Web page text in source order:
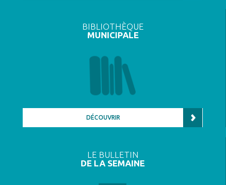
BIBLIOTHÈQUE
MUNICIPALE
DÉCOUVRIR
LE BULLETIN
DE LA SEMAINE